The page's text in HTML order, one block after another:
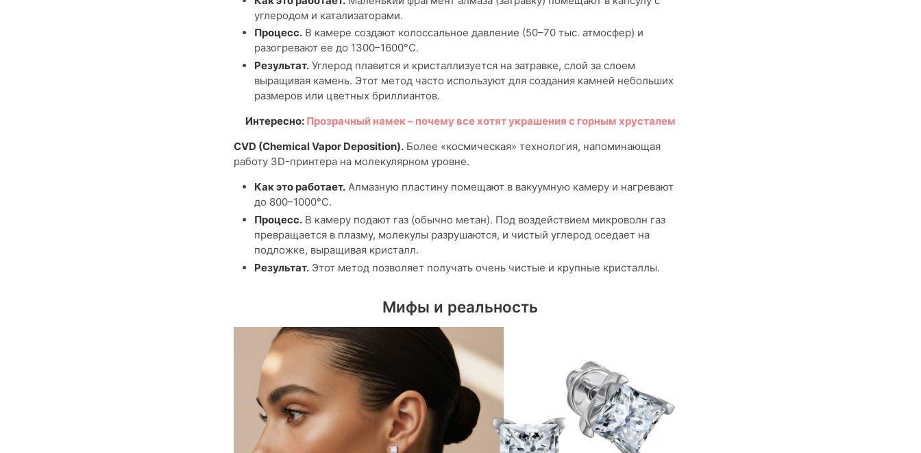
углеродом и катализаторами.
Процесс.В камере создают колоссальное давление (50–70 тыс. атмосфер) и
разогревают ее до 1300–1600°C.
Результат.Углерод плавится и кристаллизуется на затравке, слой за слоем
выращивая камень. Этот метод часто используют для создания камней небольших
размеров или цветных бриллиантов.
Интересно: Прозрачный намек – почему все хотят украшения с горным хрусталем
CVD (Chemical Vapor Deposition).Более «космическая» технология, напоминающая
работу 3D-принтера на молекулярном уровне.
Как это работает.Алмазную пластину помещают в вакуумную камеру и нагревают
до 800–1000°C.
Процесс.В камеру подают газ (обычно метан). Под воздействием микроволн газ
превращается в плазму, молекулы разрушаются, и чистый углерод оседает на
подложке, выращивая кристалл.
Результат.Этот метод позволяет получать очень чистые и крупные кристаллы.
Мифы и реальность